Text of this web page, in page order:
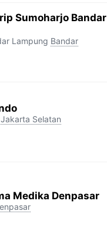
Sumoharjo Bandar
Lampung Bandar
Jakarta Selatan
Medika Denpasar